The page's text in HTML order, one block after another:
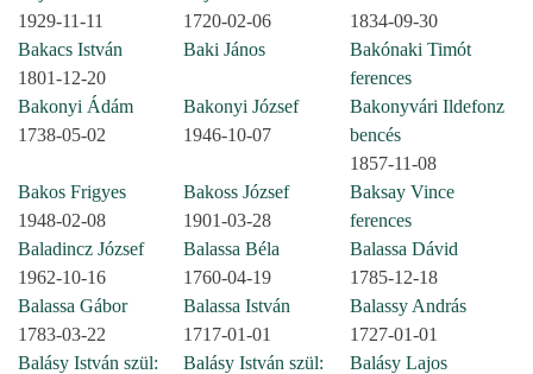
1929-11-11
1720-02-06
1834-09-30
Bakacs István
1801-12-20
Baki János
Bakónaki Timót
ferences
Bakonyi Ádám
1738-05-02
Bakonyi József
1946-10-07
Bakonyvári Ildefonz
bencés
1857-11-08
Bakos Frigyes
1948-02-08
Bakoss József
1901-03-28
Baksay Vince
ferences
Baladincz József
1962-10-16
Balassa Béla
1760-04-19
Balassa Dávid
1785-12-18
Balassa Gábor
1783-03-22
Balassa István
1717-01-01
Balassy András
1727-01-01
Balásy István szül:
Balásy István szül:
Balásy Lajos